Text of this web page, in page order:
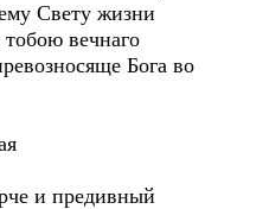
Свету жизни
вечнаго
Бога во
и предивный